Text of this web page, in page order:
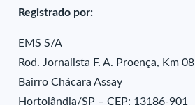
Registrado por:
EMS S/A
Rod. Jornalista F. A. Proença, Km 08
Bairro Chácara Assay
Hortolândia/SP – CEP: 13186-901